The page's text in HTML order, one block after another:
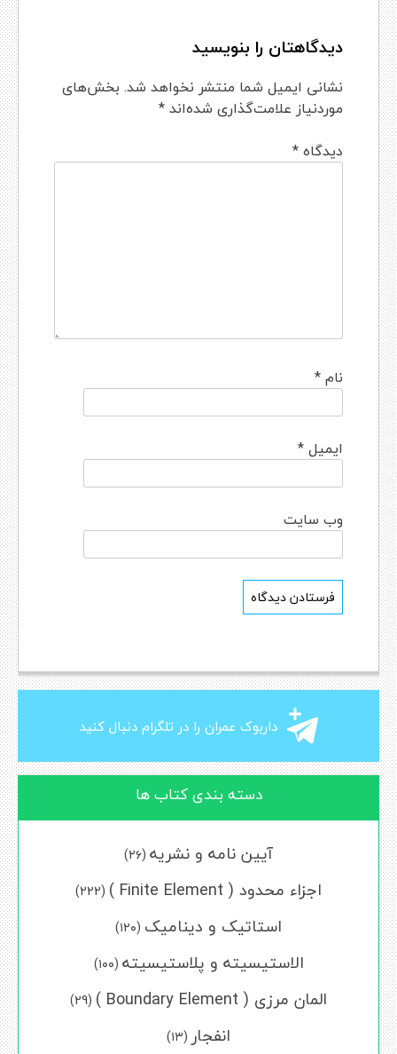
داربوک عمران را در تلگرام دنبال کنید
دسته بندی کتاب ها
آیین نامه و نشریه (۲۶)
اجزاء محدود ( Finite Element ) (222)
استاتیک و دینامیک (۱۲۰)
الاستیسیته و پلاستیسیته (۱۰۰)
المان مرزی ( Boundary Element ) (29)
انفجار (۱۳)
دیدگاهتان را بنویسید
نشانی ایمیل شما منتشر نخواهد شد. بخش‌های
موردنیاز علامت‌گذاری شده‌اند*
دیدگاه*
نام*
ایمیل*
وب‌ سایت